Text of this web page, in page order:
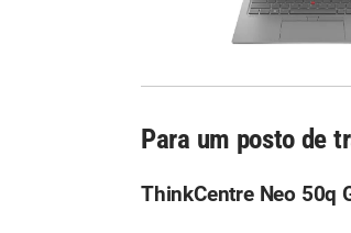
Para um posto de
ThinkCentre Neo 50q